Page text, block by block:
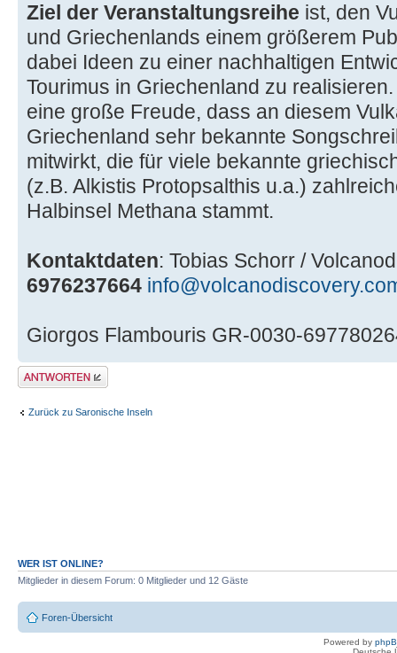
Ziel der Veranstaltungsreihe ist, den
und Griechenlands einem größerem
dabei Ideen zu einer nachhaltigen
Tourimus in Griechenland zu
eine große Freude, dass an diesem
Griechenland sehr bekannte
mitwirkt, die für viele bekannte
(z.B. Alkistis Protopsalthis u.a.)
Halbinsel Methana stammt.
Kontaktdaten: Tobias Schorr /
6976237664
Giorgos Flambouris GR-0030-
Antwort erstellen
Zurück zu Saronische Inseln
WER IST ONLINE?
Mitglieder in diesem Forum: 0 Mitglieder und 12 Gäste
Foren-Übersicht
Powered by